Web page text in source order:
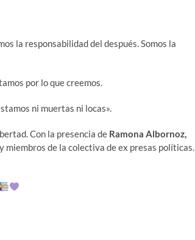
la responsabilidad del después. Somos la
por lo que creemos.
ni muertas ni locas».
Con la presencia de Ramona Albornoz,
miembros de la colectiva de ex presas políticas.